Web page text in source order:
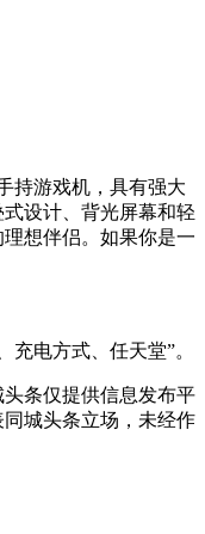
持游戏机，具有强大
设计、背光屏幕和轻
想伴侣。如果你是一
充电方式、任天堂”。
条仅提供信息发布平
城头条立场，未经作